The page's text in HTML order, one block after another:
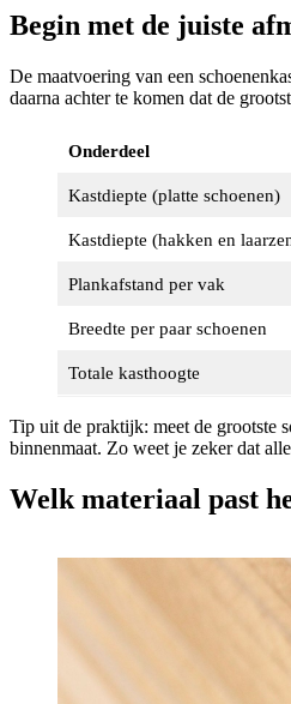
Begin met de juiste
De maatvoering van een
daarna achter te komen dat de
Onderdeel
Kastdiepte (platte schoenen)
Kastdiepte (hakken en
Plankafstand per vak
Breedte per paar schoenen
Totale kasthoogte
Tip uit de praktijk: meet de grootste
binnenmaat. Zo weet je zeker dat
Welk materiaal past